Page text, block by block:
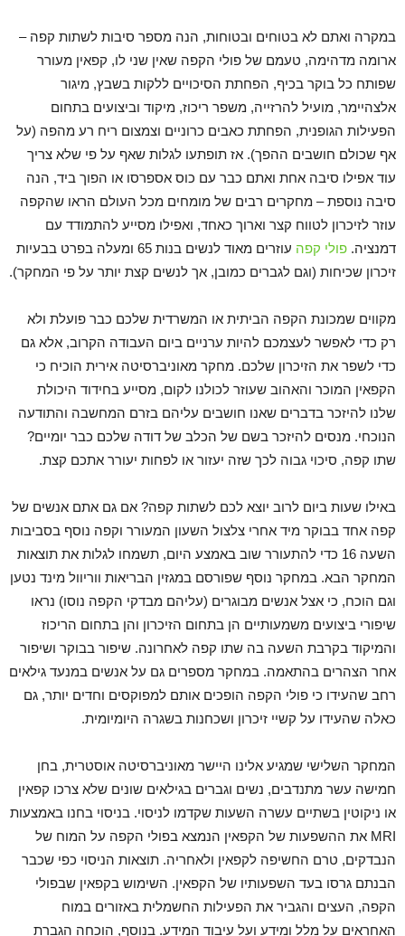
במקרה ואתם לא בטוחים ובטוחות, הנה מספר סיבות לשתות קפה –
ארומה מדהימה, טעמם של פולי הקפה שאין שני לו, קפאין מעורר
שפותח כל בוקר בכיף, הפחתת הסיכויים ללקות בשבץ, מיגור
אלצהיימר, מועיל להרזייה, משפר ריכוז, מיקוד וביצועים בתחום
הפעילות הגופנית, הפחתת כאבים כרוניים וצמצום ריח רע מהפה (על
אף שכולם חושבים ההפך). אז תופתעו לגלות שאף על פי שלא צריך
עוד אפילו סיבה אחת ואתם כבר עם כוס אספרסו או הפוך ביד, הנה
סיבה נוספת – מחקרים רבים של מומחים מכל העולם הראו שהקפה
עוזר לזיכרון לטווח קצר וארוך כאחד, ואפילו מסייע להתמודד עם
דמנציה. פולי קפה
עוזרים מאוד לנשים בנות 65 ומעלה בפרט בבעיות
זיכרון שכיחות (וגם לגברים כמובן, אך לנשים קצת יותר על פי המחקר).
מקווים שמכונת הקפה הביתית או המשרדית שלכם כבר פועלת ולא
רק כדי לאפשר לעצמכם להיות ערניים ביום העבודה הקרוב, אלא גם
כדי לשפר את הזיכרון שלכם. מחקר מאוניברסיטה אירית הוכיח כי
הקפאין המוכר והאהוב שעוזר לכולנו לקום, מסייע בחידוד היכולת
שלנו להיזכר בדברים שאנו חושבים עליהם בזרם המחשבה והתודעה
הנוכחי. מנסים להיזכר בשם של הכלב של דודה שלכם כבר יומיים?
שתו קפה, סיכוי גבוה לכך שזה יעזור או לפחות יעורר אתכם קצת.
באילו שעות ביום לרוב יוצא לכם לשתות קפה? אם גם אתם אנשים של
קפה אחד בבוקר מיד אחרי צלצול השעון המעורר וקפה נוסף בסביבות
השעה 16 כדי להתעורר שוב באמצע היום, תשמחו לגלות את תוצאות
המחקר הבא. במחקר נוסף שפורסם במגזין הבריאות ווריוול מינד נטען
וגם הוכח, כי אצל אנשים מבוגרים (עליהם מבדקי הקפה נוסו) נראו
שיפורי ביצועים משמעותיים הן בתחום הזיכרון והן בתחום הריכוז
והמיקוד בקרבת השעה בה שתו קפה לאחרונה. שיפור בבוקר ושיפור
אחר הצהרים בהתאמה. במחקר מספרים גם על אנשים במנעד גילאים
רחב שהעידו כי פולי הקפה הופכים אותם למפוקסים וחדים יותר, גם
כאלה שהעידו על קשיי זיכרון ושכחנות בשגרה היומיומית.
המחקר השלישי שמגיע אלינו היישר מאוניברסיטה אוסטרית, בחן
חמישה עשר מתנדבים, נשים וגברים בגילאים שונים שלא צרכו קפאין
או ניקוטין בשתיים עשרה השעות שקדמו לניסוי. בניסוי בחנו באמצעות
MRI את ההשפעות של הקפאין הנמצא בפולי הקפה על המוח של
הנבדקים, טרם החשיפה לקפאין ולאחריה. תוצאות הניסוי כפי שכבר
הבנתם גרסו בעד השפעותיו של הקפאין. השימוש בקפאין שבפולי
הקפה, העצים והגביר את הפעילות החשמלית באזורים במוח
האחראים על מלל ומידע ועל עיבוד המידע. בנוסף, הוכחה הגברת